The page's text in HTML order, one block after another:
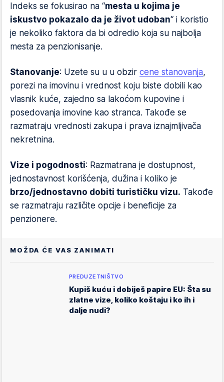
Indeks se fokusirao na “mesta u kojima je
iskustvo pokazalo da je život udoban“ i koristio
je nekoliko faktora da bi odredio koja su najbolja
mesta za penzionisanje.
Stanovanje: Uzete su u u obzir cene stanovanja,
porezi na imovinu i vrednost koju biste dobili kao
vlasnik kuće, zajedno sa lakoćom kupovine i
posedovanja imovine kao stranca. Takođe se
razmatraju vrednosti zakupa i prava iznajmljivača
nekretnina.
Vize i pogodnosti: Razmatrana je dostupnost,
jednostavnost korišćenja, dužina i koliko je
brzo/jednostavno dobiti turističku vizu. Takođe
se razmatraju različite opcije i beneficije za
penzionere.
MOŽDA ĆE VAS ZANIMATI
PREDUZETNIŠTVO
Kupiš kuću i dobiješ papire EU: Šta su
zlatne vize, koliko koštaju i ko ih i
dalje nudi?